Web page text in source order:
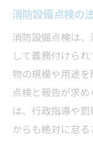
め
消防設備点
消防設
消防設
イント
消防設
点
消防設備点検の
消防設備点検は
して義務付けら
物の規模や用途
点検と報告が求
は、行政指導や
からも絶対に怠る